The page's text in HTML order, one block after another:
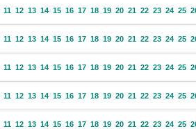
11 12 13 14 15 16 17 18 19 20 21 22 23 24 25
11 12 13 14 15 16 17 18 19 20 21 22 23 24 25
11 12 13 14 15 16 17 18 19 20 21 22 23 24 25
11 12 13 14 15 16 17 18 19 20 21 22 23 24 25
11 12 13 14 15 16 17 18 19 20 21 22 23 24 25